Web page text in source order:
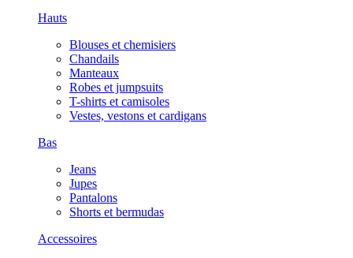
Hauts
Blouses et chemisiers
Chandails
Manteaux
Robes et jumpsuits
T-shirts et camisoles
Vestes, vestons et cardigans
Bas
Jeans
Jupes
Pantalons
Shorts et bermudas
Accessoires